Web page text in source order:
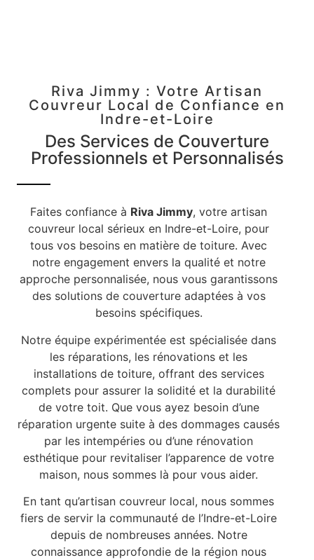
Riva Jimmy : Votre Artisan
Couvreur Local de Confiance en
Indre-et-Loire
Des Services de Couverture
Professionnels et Personnalisés
Faites confiance à Riva Jimmy, votre artisan
couvreur local sérieux en Indre-et-Loire, pour
tous vos besoins en matière de toiture. Avec
notre engagement envers la qualité et notre
approche personnalisée, nous vous garantissons
des solutions de couverture adaptées à vos
besoins spécifiques.
Notre équipe expérimentée est spécialisée dans
les réparations, les rénovations et les
installations de toiture, offrant des services
complets pour assurer la solidité et la durabilité
de votre toit. Que vous ayez besoin d’une
réparation urgente suite à des dommages causés
par les intempéries ou d’une rénovation
esthétique pour revitaliser l’apparence de votre
maison, nous sommes là pour vous aider.
En tant qu’artisan couvreur local, nous sommes
fiers de servir la communauté de l’Indre-et-Loire
depuis de nombreuses années. Notre
connaissance approfondie de la région nous